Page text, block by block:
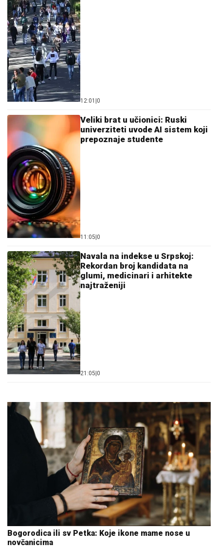
12:01 0
Veliki brat u učionici: Ruski
univerziteti uvode AI sistem koji
prepoznaje studente
11:05 0
Navala na indekse u Srpskoj:
Rekordan broj kandidata na
glumi, medicinari i arhitekte
najtraženiji
21:05 0
Bogorodica ili sv Petka: Koje ikone mame nose u
novčanicima